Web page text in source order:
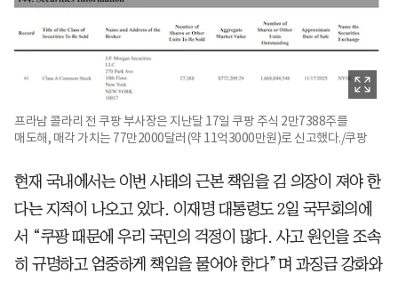
프라남 콜라리 전 쿠팡 부사장은 지난달 17일 쿠팡 주식 2만7388주를
매도해, 매각 가치는 77만2000달러(약 11억3000만원)로 신고했다./쿠팡
현재 국내에서는 이번 사태의 근본 책임을 김 의장이 져야 한
다는 지적이 나오고 있다. 이재명 대통령도 2일 국무회의에
서 “쿠팡 때문에 우리 국민의 걱정이 많다. 사고 원인을 조속
히 규명하고 엄중하게 책임을 물어야 한다”며 과징금 강화와